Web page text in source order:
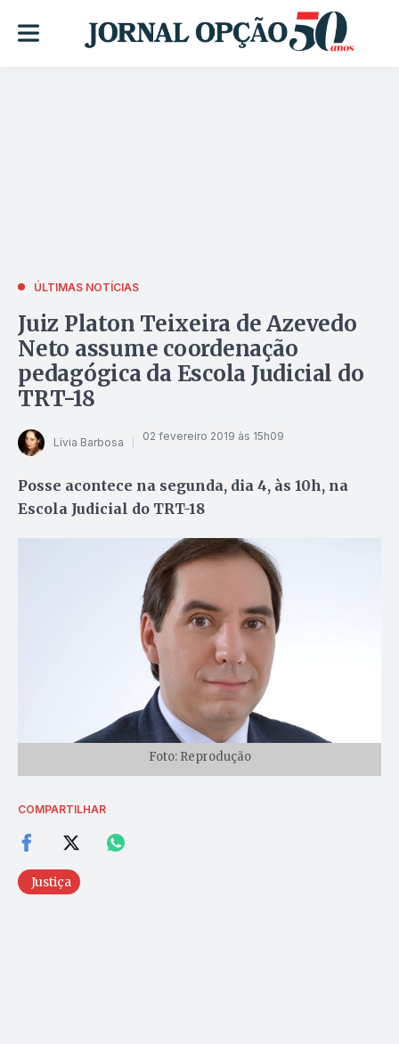
ÚLTIMAS NOTÍCIAS
Juiz Platon Teixeira de Azevedo
Neto assume coordenação
pedagógica da Escola Judicial do
TRT-18
Lívia Barbosa 02 fevereiro 2019 às 15h09
Posse acontece na segunda, dia 4, às 10h, na
Escola Judicial do TRT-18
Foto: Reprodução
COMPARTILHAR
Justiça